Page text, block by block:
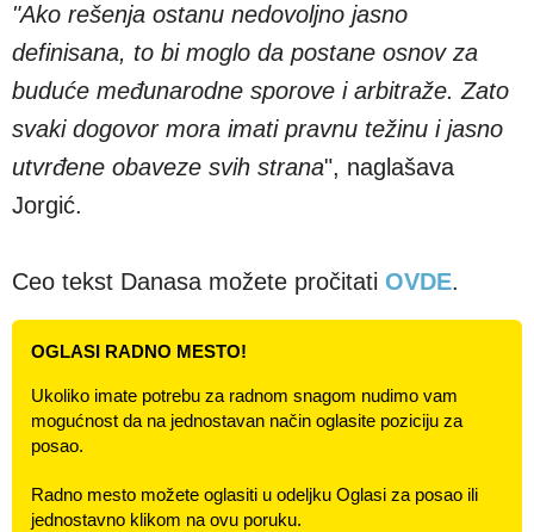
"Ako rešenja ostanu nedovoljno jasno
definisana, to bi moglo da postane osnov za
buduće međunarodne sporove i arbitraže. Zato
svaki dogovor mora imati pravnu težinu i jasno
utvrđene obaveze svih strana", naglašava
Jorgić.
Ceo tekst Danasa možete pročitati OVDE.
OGLASI RADNO MESTO!
Ukoliko imate potrebu za radnom snagom nudimo vam
mogućnost da na jednostavan način oglasite poziciju za
posao.
Radno mesto možete oglasiti u odeljku Oglasi za posao ili
jednostavno klikom na ovu poruku.